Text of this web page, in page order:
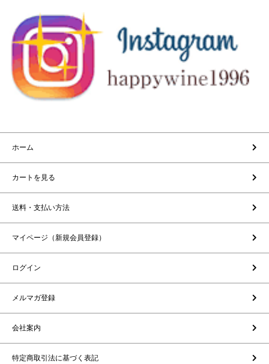
ホーム
カートを見る
送料・支払い方法
マイページ（新規会員登録）
ログイン
メルマガ登録
会社案内
特定商取引法に基づく表記